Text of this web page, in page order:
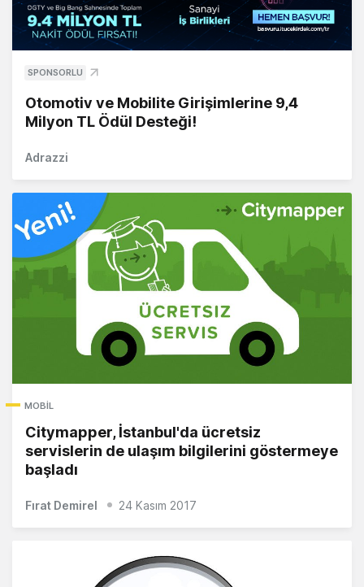
SPONSORLU
Otomotiv ve Mobilite Girişimlerine 9,4
Milyon TL Ödül Desteği!
Adrazzi
MOBIL
Citymapper, İstanbul'da ücretsiz
servislerin de ulaşım bilgilerini göstermeye
başladı
Fırat Demirel 24 Kasım 2017